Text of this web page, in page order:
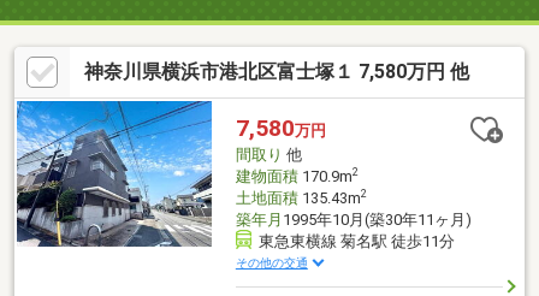
神奈川県横浜市港北区富士塚１ 7,580万円 他
7,580万円
間取り 他
建物面積170.9m2
土地面積135.43m2
築年月 1995年10月(築30年11ヶ月)
東急東横線 菊名駅 徒歩11分
その他の交通